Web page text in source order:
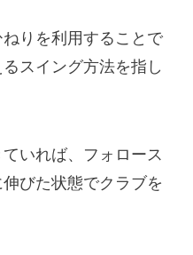
りを利用することで
スイング方法を指し
いれば、フォロース
びた状態でクラブを